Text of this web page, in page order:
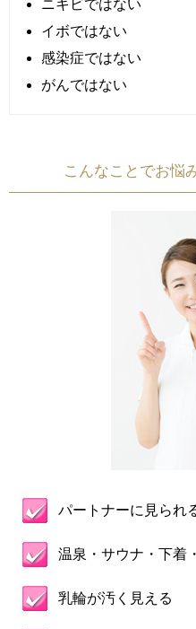
ニキビではない
イボではない
感染症ではない
がんではない
こんなことでお悩
パートナーに見られ
温泉・サウナ・下着
乳輪が汚く見える